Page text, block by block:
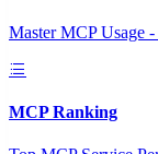
Master MCP Usage
MCP Ranking